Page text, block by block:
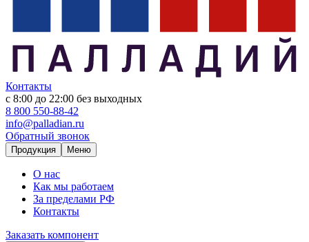
Контакты
с 8:00 до 22:00 без выходных
8 800 550-88-42
info@palladian.ru
Обратный звонок
Продукция Меню
О нас
Как мы работаем
За пределами РФ
Контакты
Заказать компонент